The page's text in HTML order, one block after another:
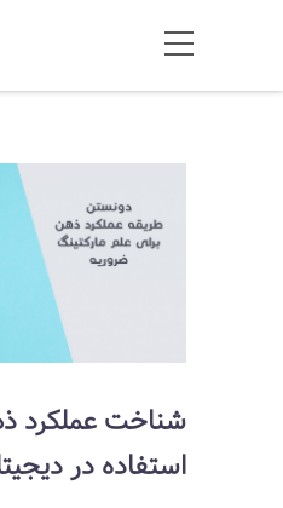
شناخت عملکرد
استفاده در